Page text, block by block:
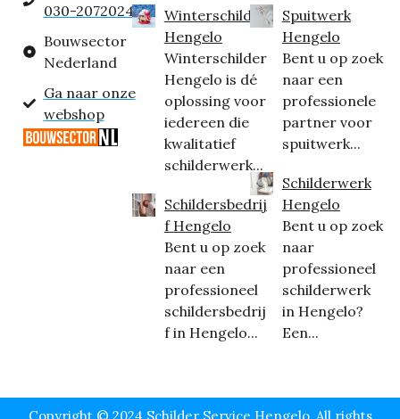
030-2072024
Bouwsector
Nederland
Ga naar onze
webshop
Winterschilder
Hengelo
Winterschilder
Hengelo is dé
oplossing voor
iedereen die
kwalitatief
schilderwerk...
Schildersbedrij
f Hengelo
Bent u op zoek
naar een
professioneel
schildersbedrij
f in Hengelo...
Spuitwerk
Hengelo
Bent u op zoek
naar een
professionele
partner voor
spuitwerk...
Schilderwerk
Hengelo
Bent u op zoek
naar
professioneel
schilderwerk
in Hengelo?
Een...